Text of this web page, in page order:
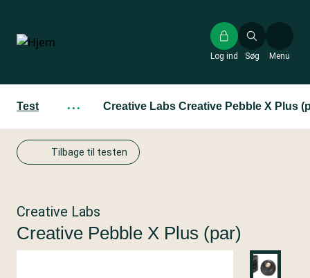
hovedindhold
Søg
Log ind Menu
Test ··· Creative Labs Creative Pebble X Plus
Tilbage til testen
Creative Labs
Creative Pebble X Plus (par)